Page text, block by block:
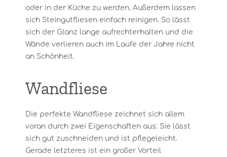
oder in der Küche zu werden. Außerdem lassen
sich Steingutfliesen einfach reinigen. So lässt
sich der Glanz lange aufrechterhalten und die
Wände verlieren auch im Laufe der Jahre nicht
an Schönheit.
Wandfliese
Die perfekte Wandfliese zeichnet sich allem
voran durch zwei Eigenschaften aus: Sie lässt
sich gut zuschneiden und ist pflegeleicht.
Gerade letzteres ist ein großer Vorteil